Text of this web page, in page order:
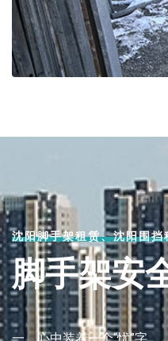
沈阳脚手架租赁、沈阳围挡
脚手架安